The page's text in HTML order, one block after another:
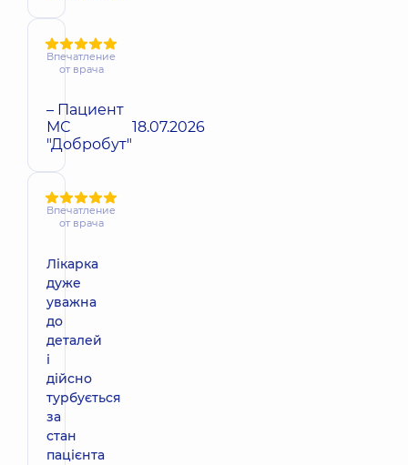
Впечатление
от врача
– Пациент
МС
"Добробут"
18.07.2026
Впечатление
от врача
Лікарка
дуже
уважна
до
деталей
і
дійсно
турбується
за
стан
пацієнта